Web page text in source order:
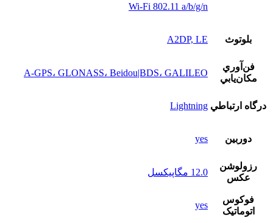
Wi-Fi 802.11 a/b/g/n
بلوتوث A2DP, LE
فن‌آوري
مکان‌يابي
A-GPS، GLONASS، Beidou|BDS، GALILEO
درگاه ارتباطي Lightning
دوربين yes
رزولوشن
عکس
12.0 مگاپيکسل
فوکوس
اتوماتيک
yes